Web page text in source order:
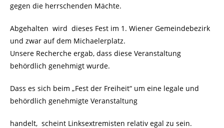
gegen die herrschenden Mächte.
Abgehalten wird dieses Fest im 1. Wiener Gemeindebezirk
und zwar auf dem Michaelerplatz.
Unsere Recherche ergab, dass diese Veranstaltung
behördlich genehmigt wurde.
Dass es sich beim „Fest der Freiheit“ um eine legale und
behördlich genehmigte Veranstaltung
handelt, scheint Linksextremisten relativ egal zu sein.